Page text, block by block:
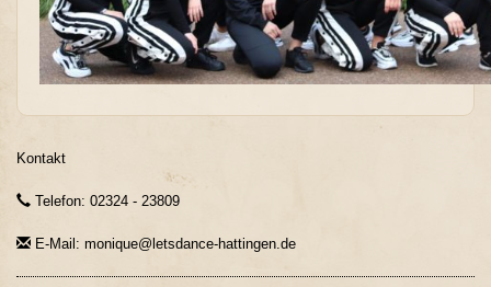
Kontakt
Telefon: 02324 - 23809
E-Mail: monique@letsdance-hattingen.de